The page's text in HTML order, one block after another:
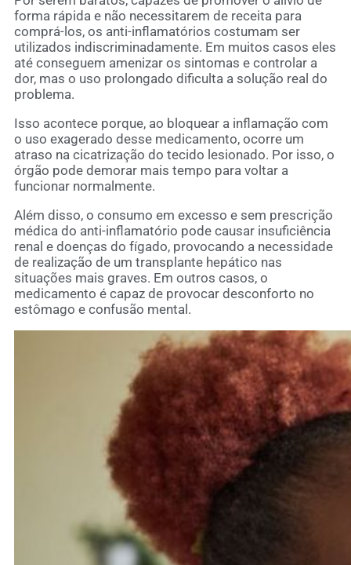
forma rápida e não necessitarem de receita para
comprá-los, os anti-inflamatórios costumam ser
utilizados indiscriminadamente. Em muitos casos eles
até conseguem amenizar os sintomas e controlar a
dor, mas o uso prolongado dificulta a solução real do
problema.
Isso acontece porque, ao bloquear a inflamação com
o uso exagerado desse medicamento, ocorre um
atraso na cicatrização do tecido lesionado. Por isso, o
órgão pode demorar mais tempo para voltar a
funcionar normalmente.
Além disso, o consumo em excesso e sem prescrição
médica do anti-inflamatório pode causar insuficiência
renal e doenças do fígado, provocando a necessidade
de realização de um transplante hepático nas
situações mais graves. Em outros casos, o
medicamento é capaz de provocar desconforto no
estômago e confusão mental.